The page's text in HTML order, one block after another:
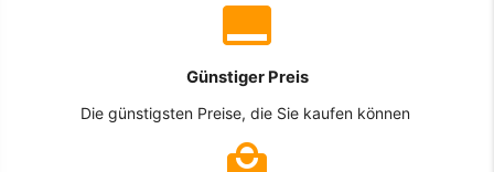
Günstiger Preis
Die günstigsten Preise, die Sie kaufen können